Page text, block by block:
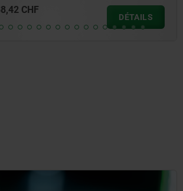
partir de
frais d’envoi